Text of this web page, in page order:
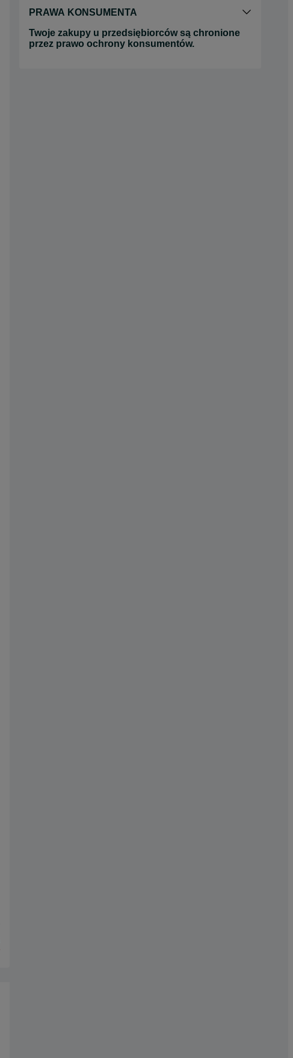
PRAWA KONSUMENTA
Twoje zakupy u przedsiębiorców są chronione
przez prawo ochrony konsumentów.